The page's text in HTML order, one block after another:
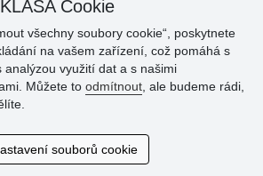
na prodejnách
Cookie
všechny soubory cookie“, poskytnete
na vašem zařízení, což pomáhá s
analýzou využití dat a s našimi
Můžete to odmítnout , ale budeme rádi,
souborů cookie